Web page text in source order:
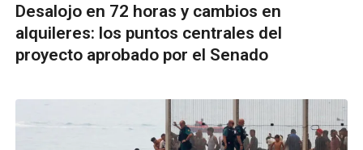
Desalojo en 72 horas y cambios en
alquileres: los puntos centrales del
proyecto aprobado por el Senado